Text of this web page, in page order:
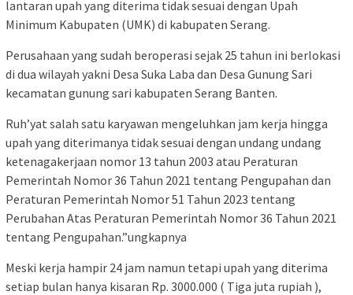
lantaran upah yang diterima tidak sesuai dengan Upah
Minimum Kabupaten (UMK) di kabupaten Serang.
Perusahaan yang sudah beroperasi sejak 25 tahun ini berlokasi
di dua wilayah yakni Desa Suka Laba dan Desa Gunung Sari
kecamatan gunung sari kabupaten Serang Banten.
Ruh’yat salah satu karyawan mengeluhkan jam kerja hingga
upah yang diterimanya tidak sesuai dengan undang undang
ketenagakerjaan nomor 13 tahun 2003 atau Peraturan
Pemerintah Nomor 36 Tahun 2021 tentang Pengupahan dan
Peraturan Pemerintah Nomor 51 Tahun 2023 tentang
Perubahan Atas Peraturan Pemerintah Nomor 36 Tahun 2021
tentang Pengupahan.”ungkapnya
Meski kerja hampir 24 jam namun tetapi upah yang diterima
setiap bulan hanya kisaran Rp. 3000.000 ( Tiga juta rupiah ),